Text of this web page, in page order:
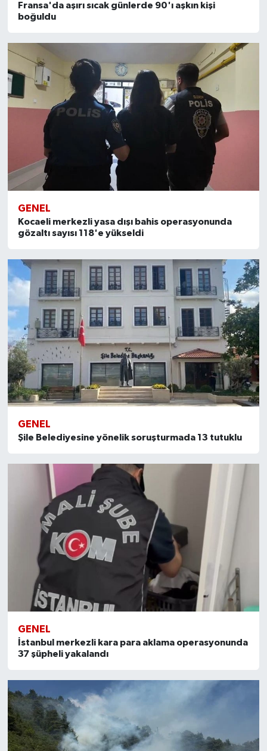
Fransa'da aşırı sıcak günlerde 90'ı aşkın kişi
boğuldu
GENEL
Kocaeli merkezli yasa dışı bahis operasyonunda
gözaltı sayısı 118'e yükseldi
GENEL
Şile Belediyesine yönelik soruşturmada 13 tutuklu
GENEL
İstanbul merkezli kara para aklama operasyonunda
37 şüpheli yakalandı